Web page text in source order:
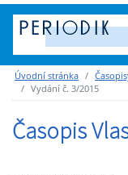
Úvodní stránka
Vydání č. 3/2015
Časopis